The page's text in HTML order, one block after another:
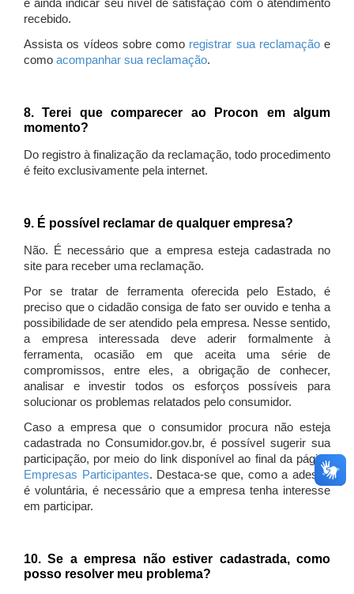
e ainda indicar seu nível de satisfação com o atendimento
recebido.
Assista os vídeos sobre como registrar sua reclamaçãoe
como acompanhar sua reclamação.
8. Terei que comparecer ao Procon em algum
momento?
Do registro à finalização da reclamação, todo procedimento
é feito exclusivamente pela internet.
9. É possível reclamar de qualquer empresa?
Não. É necessário que a empresa esteja cadastrada no
site para receber uma reclamação.
Por se tratar de ferramenta oferecida pelo Estado, é
preciso que o cidadão consiga de fato ser ouvido e tenha a
possibilidade de ser atendido pela empresa. Nesse sentido,
a empresa interessada deve aderir formalmente à
ferramenta, ocasião em que aceita uma série de
compromissos, entre eles, a obrigação de conhecer,
analisar e investir todos os esforços possíveis para
solucionar os problemas relatados pelo consumidor.
Caso a empresa que o consumidor procura não esteja
cadastrada no Consumidor.gov.br, é possível sugerir sua
participação, por meio do link disponível ao final da página
Empresas Participantes. Destaca-se que, como a adesão
é voluntária, é necessário que a empresa tenha interesse
em participar.
10. Se a empresa não estiver cadastrada, como
posso resolver meu problema?